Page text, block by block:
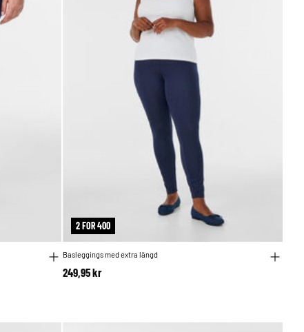
2 FOR 400
Basleggings med extra längd
249,95 kr